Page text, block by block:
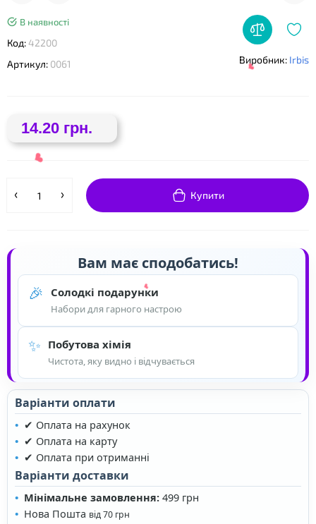
В наявності
Код:42200
Артикул: 0061 Виробник: Irbis
14.20 грн.
Купити
Вам має сподобатись!
🎉 Солодкі подарунки
Набори для гарного настрою
✨ Побутова хімія
Чистота, яку видно і відчувається
Варіанти оплати
✔ Оплата на рахунок
✔ Оплата на карту
✔ Оплата при отриманні
Варіанти доставки
Мінімальне замовлення: 499 грн
Нова Пошта від 70 грн
❤